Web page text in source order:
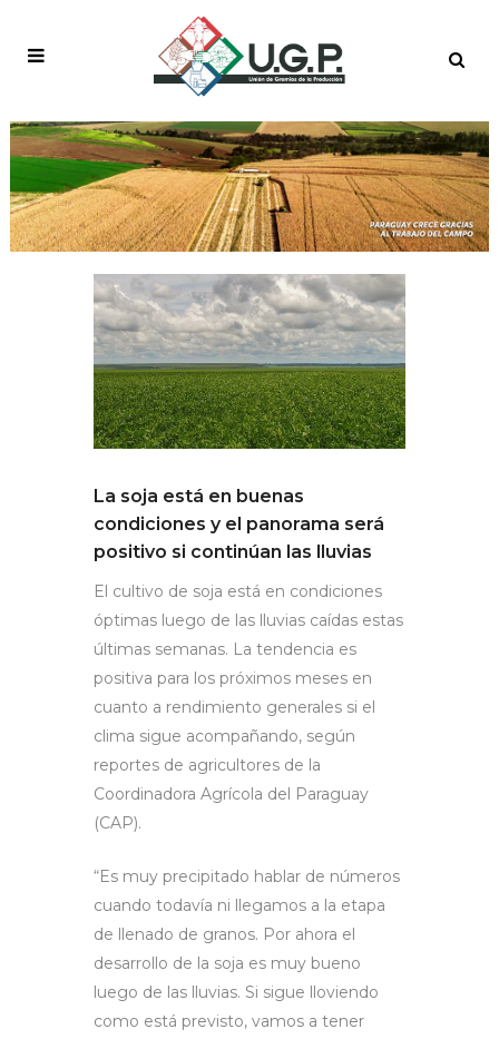
La soja está en buenas
condiciones y el panorama será
positivo si continúan las lluvias
El cultivo de soja está en condiciones
óptimas luego de las lluvias caídas estas
últimas semanas. La tendencia es
positiva para los próximos meses en
cuanto a rendimiento generales si el
clima sigue acompañando, según
reportes de agricultores de la
Coordinadora Agrícola del Paraguay
(CAP).
“Es muy precipitado hablar de números
cuando todavía ni llegamos a la etapa
de llenado de granos. Por ahora el
desarrollo de la soja es muy bueno
luego de las lluvias. Si sigue lloviendo
como está previsto, vamos a tener